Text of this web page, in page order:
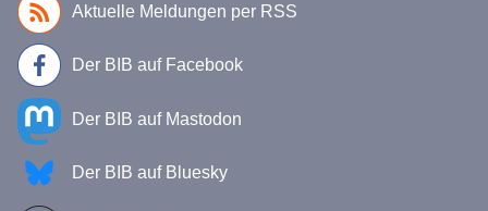
Aktuelle Meldungen per RSS
Der BIB auf Facebook
Der BIB auf Mastodon
Der BIB auf Bluesky